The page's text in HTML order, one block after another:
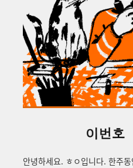
안녕하세요. ㅎㅇ입니다. 한주